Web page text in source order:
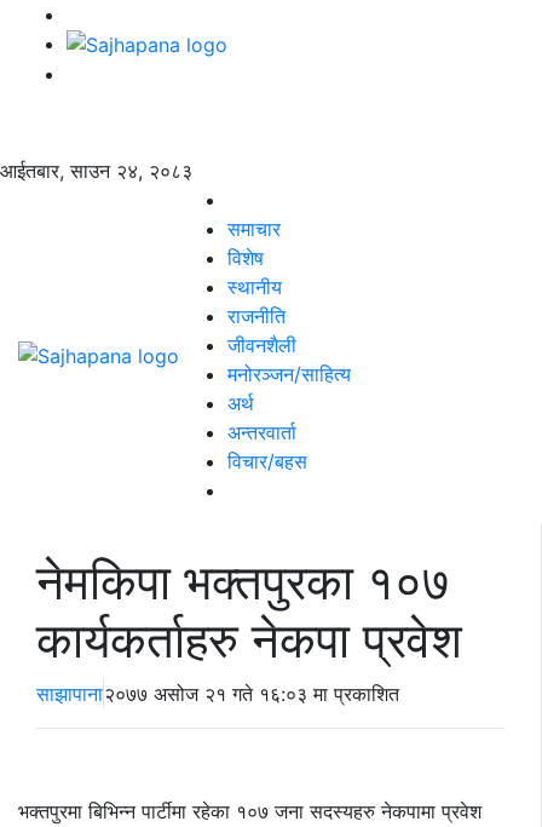
आईतबार, साउन २४, २०८३
समाचार
विशेष
स्थानीय
राजनीति
जीवनशैली
मनोरञ्जन/साहित्य
अर्थ
अन्तरवार्ता
विचार/बहस
नेमकिपा भक्तपुरका १०७
कार्यकर्ताहरु नेकपा प्रवेश
साझापाना२०७७ असोज २१ गते १६:०३ मा प्रकाशित
भक्तपुरमा बिभिन्न पार्टीमा रहेका १०७ जना सदस्यहरु नेकपामा प्रवेश